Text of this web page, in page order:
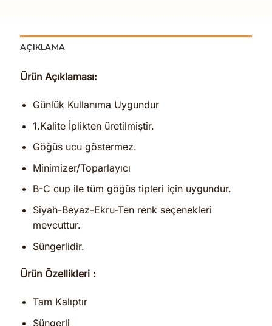
AÇIKLAMA
Ürün Açıklaması:
Günlük Kullanıma Uygundur
1.Kalite İplikten üretilmiştir.
Göğüs ucu göstermez.
Minimizer/Toparlayıcı
B-C cup ile tüm göğüs tipleri için uygundur.
Siyah-Beyaz-Ekru-Ten renk seçenekleri
mevcuttur.
Süngerlidir.
Ürün Özellikleri :
Tam Kalıptır
Süngerli